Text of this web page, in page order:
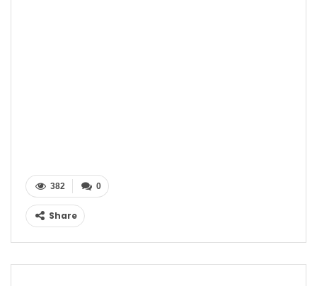
0
382
Share